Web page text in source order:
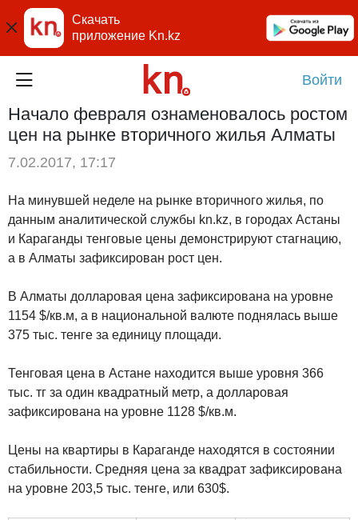
Скачать
приложение Kn.kz
Войти
Начало февраля ознаменовалось ростом
цен на рынке вторичного жилья Алматы
7.02.2017, 17:17
На минувшей неделе на рынке вторичного жилья, по
данным аналитической службы kn.kz, в городах Астаны
и Караганды тенговые цены демонстрируют стагнацию,
а в Алматы зафиксирован рост цен.
В Алматы долларовая цена зафиксирована на уровне
1154 $/кв.м, а в национальной валюте поднялась выше
375 тыс. тенге за единицу площади.
Тенговая цена в Астане находится выше уровня 366
тыс. тг за один квадратный метр, а долларовая
зафиксирована на уровне 1128 $/кв.м.
Цены на квартиры в Караганде находятся в состоянии
стабильности. Средняя цена за квадрат зафиксирована
на уровне 203,5 тыс. тенге, или 630$.